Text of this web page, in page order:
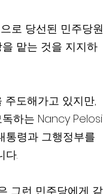
로 당선된 민주당원
맡는 것을 지지하
주도해가고 있지만,
하는 Nancy Pelosi
령과 그행정부를
다.